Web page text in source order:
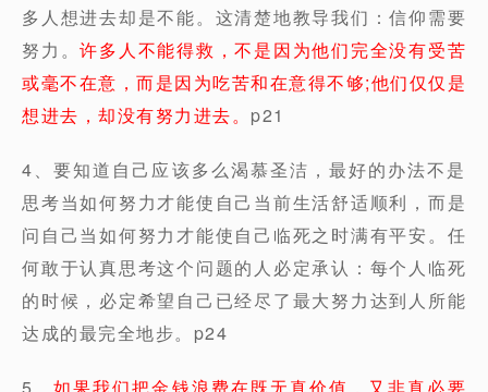
多人想进去却是不能。这清楚地教导我们：信仰需要
努力。许多人不能得救，不是因为他们完全没有受苦
或毫不在意，而是因为吃苦和在意得不够;他们仅仅是
想进去，却没有努力进去。 p21
4、要知道自己应该多么渴慕圣洁，最好的办法不是
思考当如何努力才能使自己当前生活舒适顺利，而是
问自己当如何努力才能使自己临死之时满有平安。任
何敢于认真思考这个问题的人必定承认：每个人临死
的时候，必定希望自己已经尽了最大努力达到人所能
达成的最完全地步。p24